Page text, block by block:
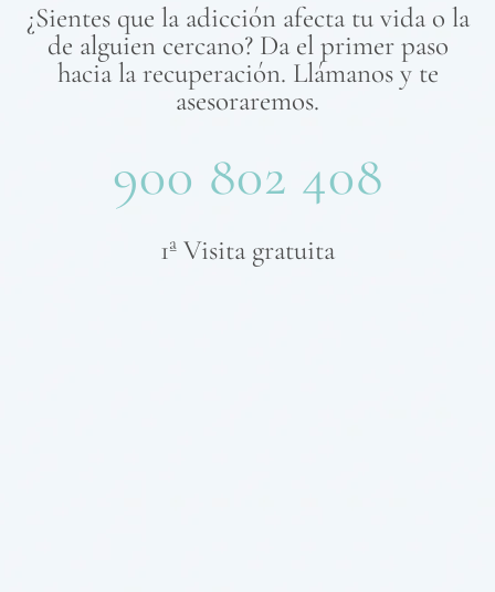
¿Sientes que la adicción afecta tu vida o la
de alguien cercano? Da el primer paso
hacia la recuperación. Llámanos y te
asesoraremos.
900 802 408
1ª Visita gratuita